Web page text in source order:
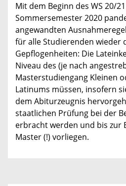
Mit dem Beginn des WS 20/
Sommersemester 2020
angewandten
für alle Studierenden wieder
Gepflogenheiten: Die
Niveau des (je nach
Masterstudiengang Kleinen
Latinums müssen, insofern
dem Abiturzeugnis
staatlichen Prüfung bei der
erbracht werden und bis zur
Master (!) vorliegen.